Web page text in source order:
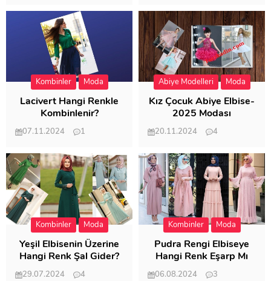
Kombinler Moda
Lacivert Hangi Renkle
Kombinlenir?
07.11.2024
1
Abiye Modelleri Moda
Kız Çocuk Abiye Elbise-
2025 Modası
20.11.2024
4
Kombinler Moda
Yeşil Elbisenin Üzerine
Hangi Renk Şal Gider?
29.07.2024
4
Kombinler Moda
Pudra Rengi Elbiseye
Hangi Renk Eşarp Mı
Dedi Birisi
06.08.2024
3